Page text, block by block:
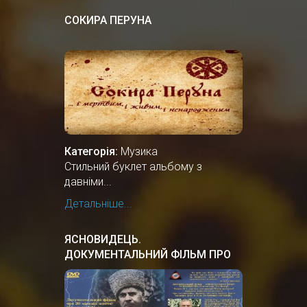
СОКИРА ПЕРУНА
Категорія: Музика
Стильний буклет альбому з
давніми...
Детальніше...
ЯСНОВИДЕЦЬ.
ДОКУМЕНТАЛЬНИЙ ФIЛЬМ ПРО
УКРАЇНСЬКОГО ПРОРОКА,
ЦІЛИТЕЛЯ.